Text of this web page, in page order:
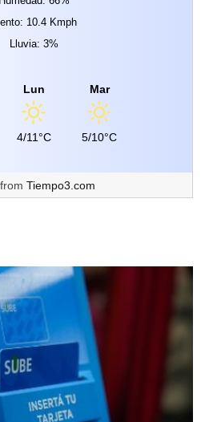
10.4 Kmph
Lluvia: 3%
Lun
4/11°C
Mar
5/10°C
Tiempo3.com